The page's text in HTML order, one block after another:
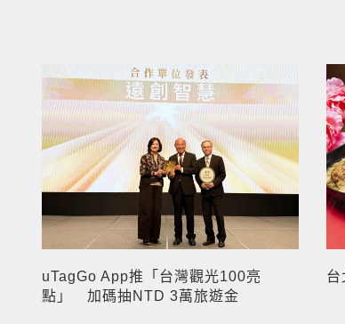
uTagGo App推「台灣觀光100亮
點」 加碼抽NTD 3萬旅遊金
台